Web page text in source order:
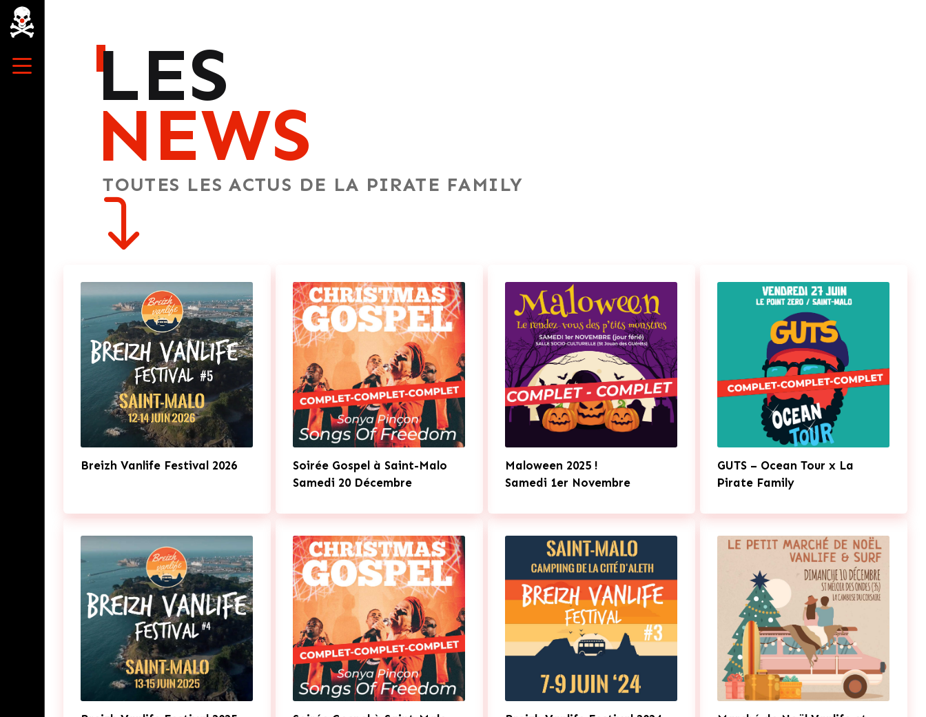
LES
NEWS
TOUTES LES ACTUS DE LA PIRATE FAMILY
Breizh Vanlife Festival 2026
Soirée Gospel à Saint-Malo
Samedi 20 Décembre
Maloween 2025 !
Samedi 1er Novembre
GUTS – Ocean Tour x La
Pirate Family